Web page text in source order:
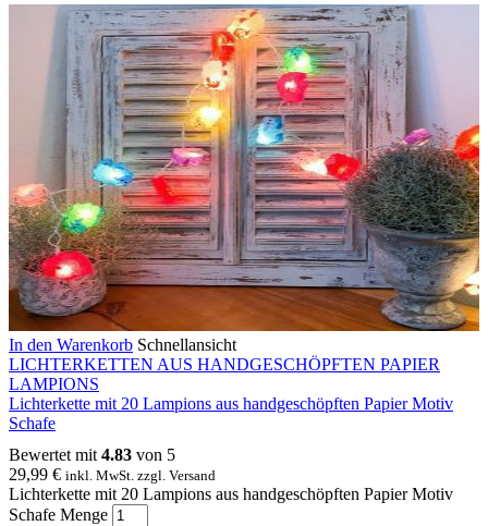
In den Warenkorb Schnellansicht
LICHTERKETTEN AUS HANDGESCHÖPFTEN PAPIER
LAMPIONS
Lichterkette mit 20 Lampions aus handgeschöpften Papier Motiv
Schafe
Bewertet mit 4.83 von 5
29,99 € inkl. MwSt. zzgl. Versand
Lichterkette mit 20 Lampions aus handgeschöpften Papier Motiv
Schafe Menge